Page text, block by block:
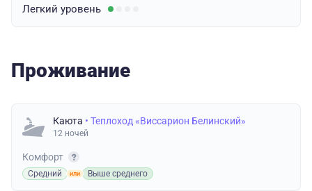
Легкий уровень
Проживание
Каюта • Теплоход «Виссарион Белинский»
12 ночей
Комфорт
Средний Выше среднего